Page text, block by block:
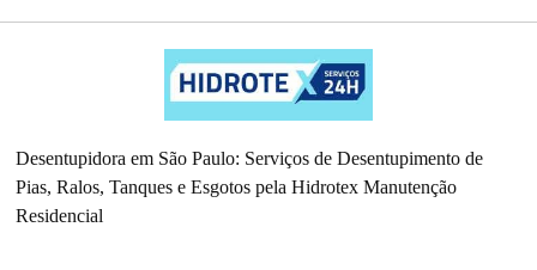
Desentupidora em São Paulo: Serviços de Desentupimento de
Pias, Ralos, Tanques e Esgotos pela Hidrotex Manutenção
Residencial